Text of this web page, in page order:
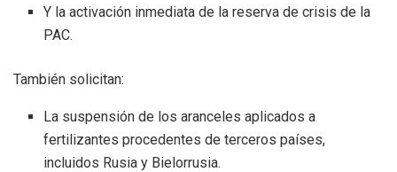
Y la activación inmediata de la reserva de crisis de la
PAC.
También solicitan:
La suspensión de los aranceles aplicados a
fertilizantes procedentes de terceros países,
incluidos Rusia y Bielorrusia.